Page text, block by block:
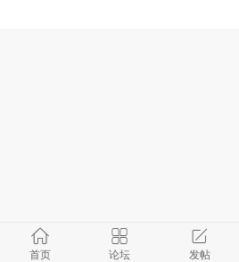
首页 论坛 发帖